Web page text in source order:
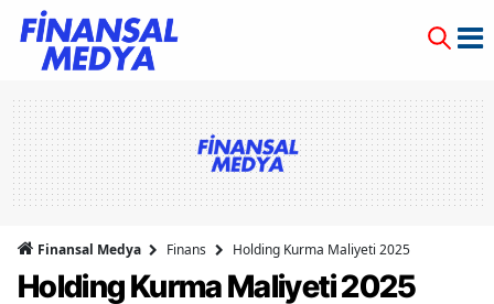
Finansal Medya Finans Holding Kurma Maliyeti 2025
Holding Kurma Maliyeti 2025